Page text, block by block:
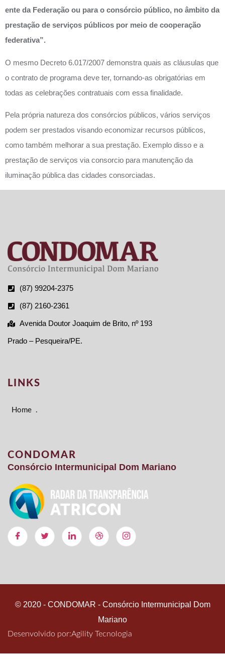
ente da Federação ou para o consórcio público, no âmbito da
prestação de serviços públicos por meio de cooperação
federativa”.
O mesmo Decreto 6.017/2007 demonstra quais as cláusulas que
o contrato de programa deve ter, tornando-as obrigatórias em
todas as celebrações contratuais com essa finalidade.
Pela própria natureza dos consórcios públicos, vários serviços
podem ser prestados visando economizar recursos públicos,
como também melhorar a sua prestação. Exemplo disso e a
prestação de serviços via consorcio para manutenção da
iluminação pública das cidades consorciadas.
(87) 99204-2375
(87) 2160-2361
Avenida Doutor Joaquim de Brito, nº 193
Prado – Pesqueira/PE.
LINKS
Home .
CONDOMAR
Consórcio Intermunicipal Dom Mariano
© 2020 - CONDOMAR - Consórcio Intermunicipal Dom
Mariano
Desenvolvido por:Agility Tecnologia